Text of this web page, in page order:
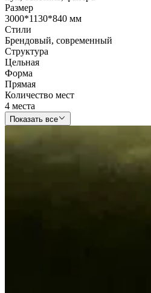
Размер
3000*1130*840 мм
Стили
Брендовый, современный
Структура
Цельная
Форма
Прямая
Количество мест
4 места
Показать все